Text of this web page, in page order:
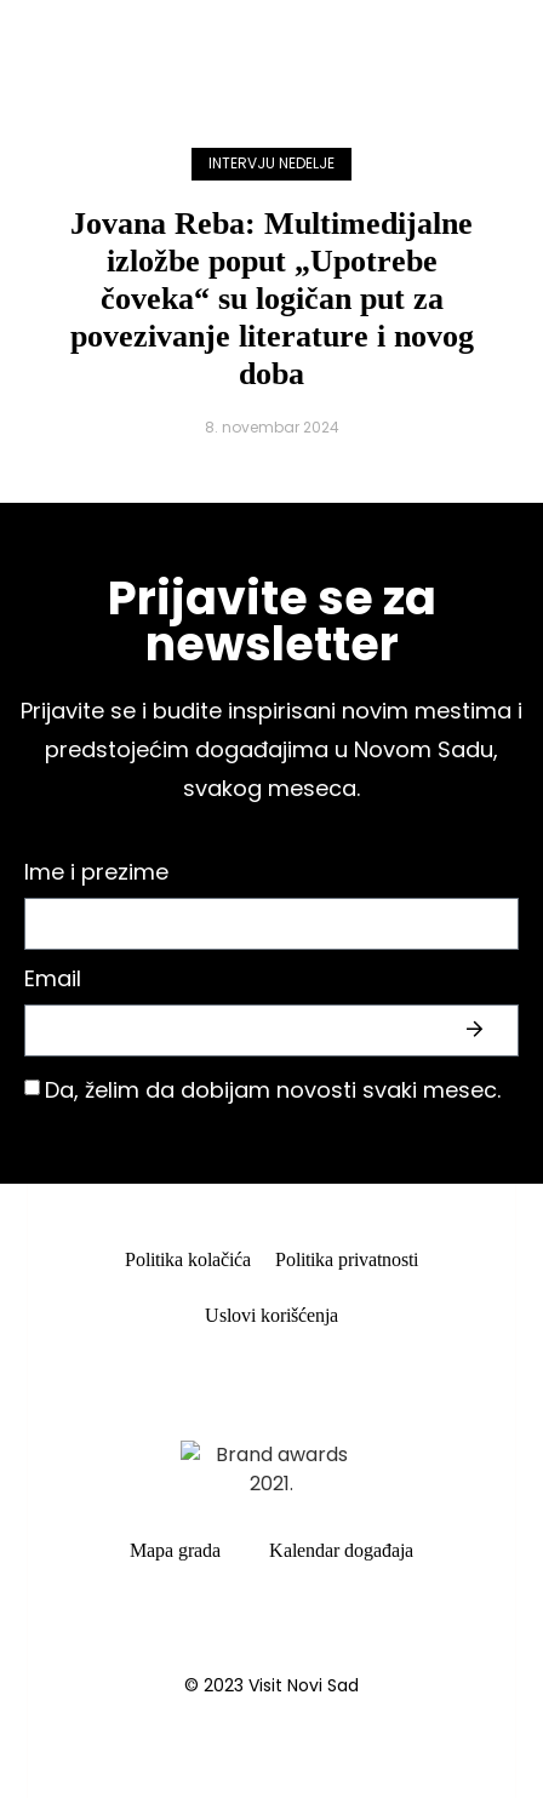
INTERVJU NEDELJE
Jovana Reba: Multimedijalne
izložbe poput „Upotrebe
čoveka“ su logičan put za
povezivanje literature i novog
doba
8. novembar 2024
Prijavite se za
newsletter
Prijavite se i budite inspirisani novim mestima i
predstojećim događajima u Novom Sadu,
svakog meseca.
Ime i prezime
Email
Da, želim da dobijam novosti svaki mesec.
Politika kolačića Politika privatnosti
Uslovi korišćenja
Mapa grada Kalendar događaja
© 2023 Visit Novi Sad